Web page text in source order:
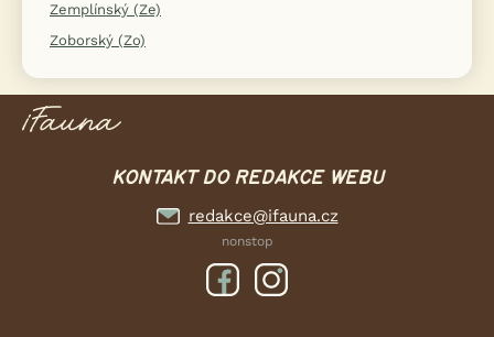
Zemplínský (Ze)
Zoborský (Zo)
KONTAKT DO REDAKCE WEBU
redakce@ifauna.cz
nonstop